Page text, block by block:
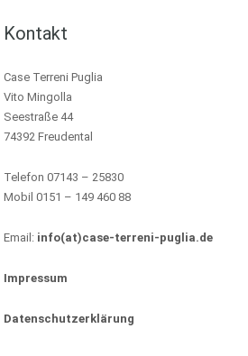
Kontakt
Case Terreni Puglia
Vito Mingolla
Seestraße 44
74392 Freudental
Telefon 07143 – 25830
Mobil 0151 – 149 460 88
Email: info(at)case-terreni-puglia.de
Impressum
Datenschutzerklärung